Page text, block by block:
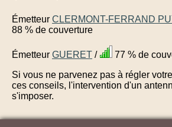
Émetteur CLERMONT-FERRAND
88 % de couverture
Émetteur GUERET /
77 % de
Si vous ne parvenez pas à régler
ces conseils, l'intervention d'un
s'imposer.